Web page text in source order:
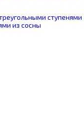
ступенями
из сосны